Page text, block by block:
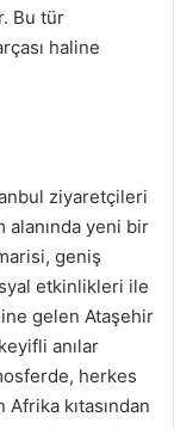
Bu tür
haline
ziyaretçileri
alanında yeni bir
geniş
etkinlikleri ile
gelen Ataşehir
anılar
herkes
kıtasından